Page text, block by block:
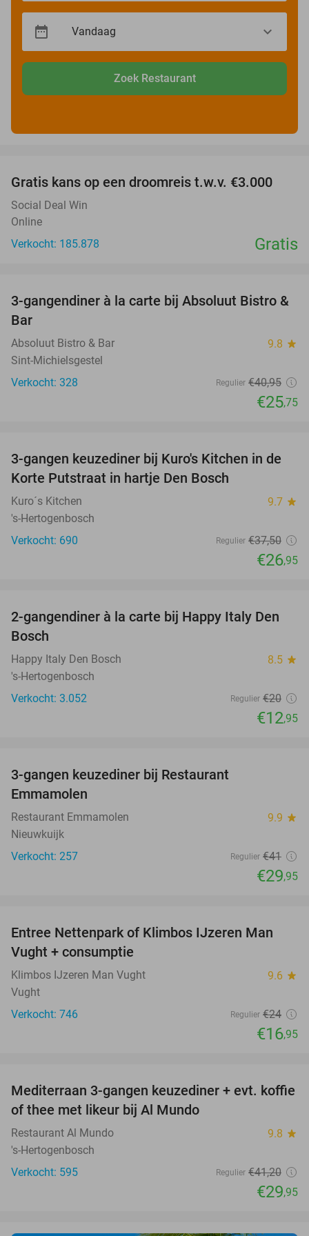
Zoek Restaurant
Gratis kans op een droomreis t.w.v. €3.000
Social Deal Win
Online
Verkocht: 185.878
Gratis
37%
3-gangendiner à la carte bij Absoluut Bistro &
Bar
Absoluut Bistro & Bar 9.8 star
Sint-Michielsgestel
Verkocht: 328
Regulier €40,95
€25,75
28%
3-gangen keuzediner bij Kuro's Kitchen in de
Korte Putstraat in hartje Den Bosch
Kuro´s Kitchen 9.7 star
's-Hertogenbosch
Verkocht: 690
Regulier €37,50
€26,95
35%
2-gangendiner à la carte bij Happy Italy Den
Bosch
Happy Italy Den Bosch 8.5 star
's-Hertogenbosch
Verkocht: 3.052
Regulier €20
€12,95
3-gangen keuzediner bij Restaurant
Emmamolen
Restaurant Emmamolen 9.9 star
Nieuwkuijk
Verkocht: 257
Regulier €41
€29,95
29%
Entree Nettenpark of Klimbos IJzeren Man
Vught + consumptie
Klimbos IJzeren Man Vught 9.6 star
Vught
Verkocht: 746
Regulier €24
€16,95
27%
Mediterraan 3-gangen keuzediner + evt. koffie
of thee met likeur bij Al Mundo
Restaurant Al Mundo 9.8 star
's-Hertogenbosch
Verkocht: 595
Regulier €41,20
€29,95